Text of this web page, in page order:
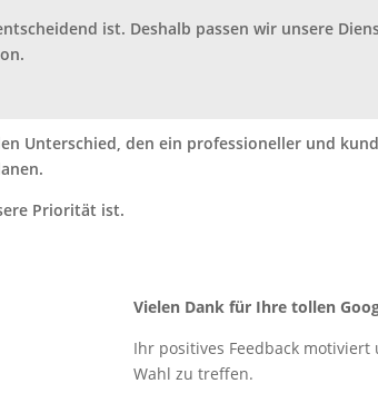
ist. Deshalb passen wir unsere
Unterschied, den ein professioneller und
Priorität ist.
Vielen Dank für Ihre tollen
Ihr positives Feedback
Wahl zu treffen.